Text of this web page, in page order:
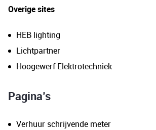
Overige sites
HEB lighting
Lichtpartner
Hoogewerf Elektrotechniek
Pagina’s
Verhuur schrijvende meter